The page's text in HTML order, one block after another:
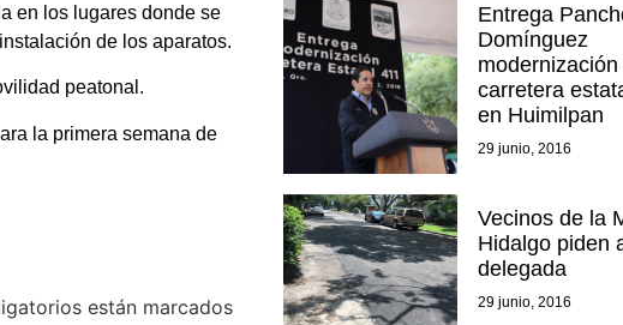
en los lugares donde se
de los aparatos.
peatonal.
la primera semana de
están marcados
Entrega
Domínguez
modernización
carretera
en Huimilpan
29 junio, 2016
Vecinos de la
Hidalgo piden
delegada
29 junio, 2016